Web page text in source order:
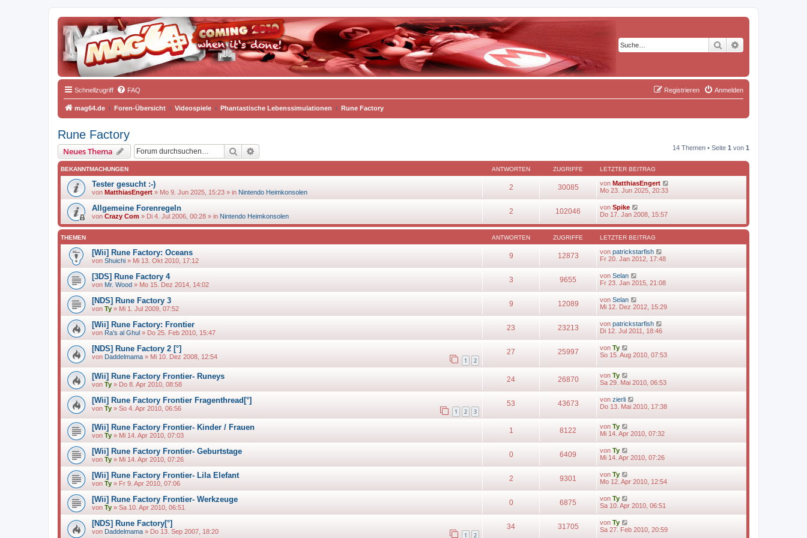
Suche
Schnellzugriff FAQ Anmelden
Registrieren
mag64.de Foren-Übersicht Videospiele Phantastische Lebenssimulationen Rune Factory
Rune Factory
Neues Thema Suche 14 Themen • Seite 1 von 1
BEKANNTMACHUNGEN ANTWORTEN ZUGRIFFE LETZTER BEITRAG
Tester gesucht :-)
von MatthiasEngert » Mo 9. Jun 2025, 15:23 » in Nintendo Heimkonsolen
2 30085 von MatthiasEngert
Mo 23. Jun 2025, 20:33
Allgemeine Forenregeln
von Crazy Com » Di 4. Jul 2006, 00:28 » in Nintendo Heimkonsolen
2 102046 von Spike
Do 17. Jan 2008, 15:57
THEMEN ANTWORTEN ZUGRIFFE LETZTER BEITRAG
[Wii] Rune Factory: Oceans
von Shuichi » Mi 13. Okt 2010, 17:12
9 12873 von patrickstarfish
Fr 20. Jan 2012, 17:48
[3DS] Rune Factory 4
von Mr. Wood » Mo 15. Dez 2014, 14:02
3 9655 von Selan
Fr 23. Jan 2015, 21:08
[NDS] Rune Factory 3
von Ty » Mi 1. Jul 2009, 07:52
9 12089 von Selan
Mi 12. Dez 2012, 15:29
[Wii] Rune Factory: Frontier
von Ra's al Ghul » Do 25. Feb 2010, 15:47
23 23213 von patrickstarfish
Di 12. Jul 2011, 18:46
[NDS] Rune Factory 2 [°]
von Daddelmama » Mi 10. Dez 2008, 12:54 1 2
27 25997 von Ty
So 15. Aug 2010, 07:53
[Wii] Rune Factory Frontier- Runeys
von Ty » Do 8. Apr 2010, 08:58
24 26870 von Ty
Sa 29. Mai 2010, 06:53
[Wii] Rune Factory Frontier Fragenthread[°]
von Ty » So 4. Apr 2010, 06:56 1 2 3
53 43673 von zierli
Do 13. Mai 2010, 17:38
[Wii] Rune Factory Frontier- Kinder / Frauen
von Ty » Mi 14. Apr 2010, 07:03
1 8122 von Ty
Mi 14. Apr 2010, 07:32
[Wii] Rune Factory Frontier- Geburtstage
von Ty » Mi 14. Apr 2010, 07:26
0 6409 von Ty
Mi 14. Apr 2010, 07:26
[Wii] Rune Factory Frontier- Lila Elefant
von Ty » Fr 9. Apr 2010, 07:06
2 9301 von Ty
Mo 12. Apr 2010, 12:54
[Wii] Rune Factory Frontier- Werkzeuge
von Ty » Sa 10. Apr 2010, 06:51
0 6875 von Ty
Sa 10. Apr 2010, 06:51
[NDS] Rune Factory[°]
von Daddelmama » Do 13. Sep 2007, 18:20 1 2
34 31705 von Ty
Sa 27. Feb 2010, 20:59